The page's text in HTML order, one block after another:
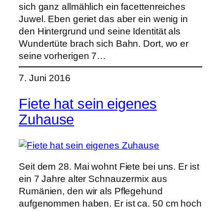
sich ganz allmählich ein facettenreiches
Juwel. Eben geriet das aber ein wenig in
den Hintergrund und seine Identität als
Wundertüte brach sich Bahn. Dort, wo er
seine vorherigen 7…
7. Juni 2016
Fiete hat sein eigenes
Zuhause
Seit dem 28. Mai wohnt Fiete bei uns. Er ist
ein 7 Jahre alter Schnauzermix aus
Rumänien, den wir als Pflegehund
aufgenommen haben. Er ist ca. 50 cm hoch